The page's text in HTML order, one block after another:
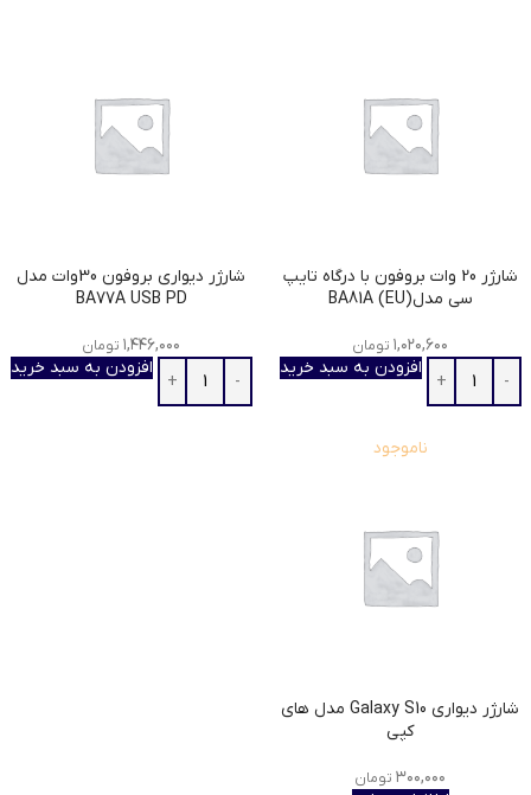
شارژر 20 وات بروفون با درگاه تایپ
سی مدل(EU) BA81A
۱,۰۲۰,۶۰۰ تومان
افزودن به سبد خرید
شارژر دیواری بروفون 30وات مدل
BA77A USB PD
۱,۴۴۶,۰۰۰ تومان
افزودن به سبد خرید
ناموجود
شارژر دیواری Galaxy S10 مدل های
کپی
۳۰۰,۰۰۰ تومان